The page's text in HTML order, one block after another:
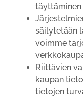
täyttäminen
säilytetään
voimme
Riittävien
kaupan
tietojen